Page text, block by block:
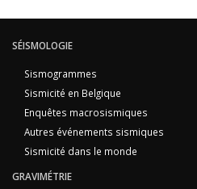
SÉISMOLOGIE
Sismogrammes
Sismicité en Belgique
Enquêtes macrosismiques
Autres événements sismiques
Sismicité dans le monde
GRAVIMÉTRIE